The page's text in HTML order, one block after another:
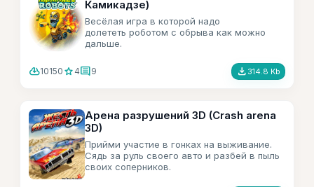
Камикадзе)
Весёлая игра в которой надо
долететь роботом с обрыва как можно
дальше.
cloud_download10150 star 4comment9 file_download 314.8 Kb
Арена разрушений 3D (Crash arena
3D)
Прийми участие в гонках на выживание.
Сядь за руль своего авто и разбей в пыль
своих соперников.